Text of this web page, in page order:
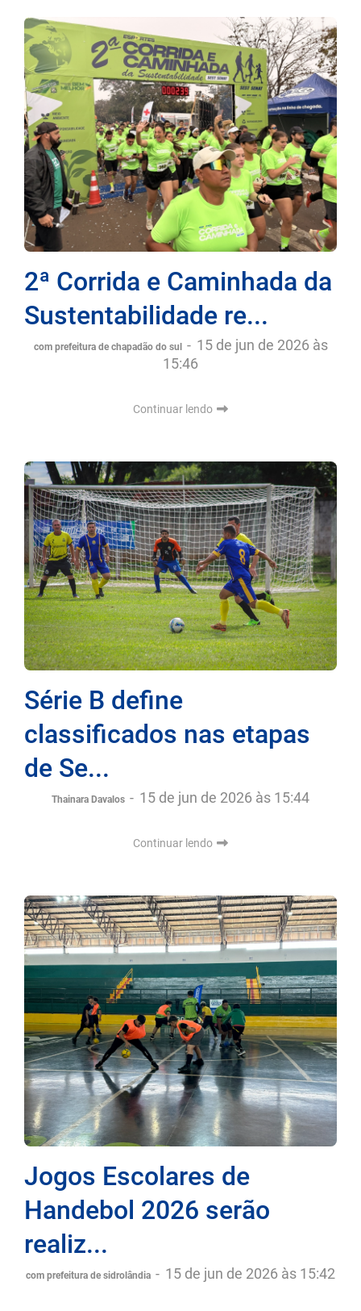
2ª Corrida e Caminhada da
Sustentabilidade re...
com prefeitura de chapadão do sul - 15 de jun de 2026 às
15:46
Continuar lendo
Série B define
classificados nas etapas
de Se...
Thainara Davalos - 15 de jun de 2026 às 15:44
Continuar lendo
Jogos Escolares de
Handebol 2026 serão
realiz...
com prefeitura de sidrolândia - 15 de jun de 2026 às 15:42